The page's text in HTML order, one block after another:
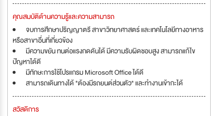
คุณสมบัติด้านความรู้และความสามารถ
จบการศึกษาปริญญาตรี สาขาวิทยาศาสตร์ และเทคโนโลยีทางอาหาร
หรือสาขาอื่นที่เกี่ยวข้อง
มีความขยัน ทนต่อแรงกดดันได้ มีความรับผิดชอบสูง สามารถแก้ไข
ปัญหาได้ดี
มีทักษะการใช้โปรแกรม Microsoft Office ได้ดี
สามารถเดินทางได้ *ต้องมีรถยนต์ส่วนตัว* และทำงานเข้ากะได้
สวัสดิการ